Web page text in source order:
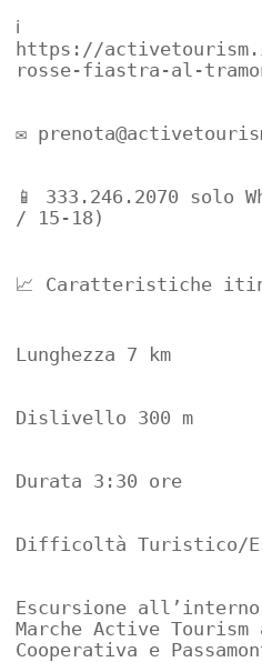
ℹ️
https://
rosse-fiastra-al-
✉️
📱 333.246.2070 solo
/ 15-18)
📈 Caratteristiche
Lunghezza 7 km
Dislivello 300 m
Durata 3:30 ore
Difficoltà Turistico/
Escursione
Marche Active
Cooperativa e